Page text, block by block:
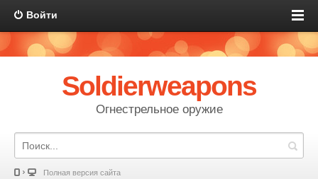
Войти
Soldierweapons
Огнестрельное оружие
Полная версия сайта